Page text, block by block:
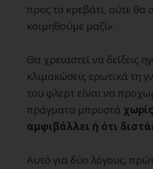
προς το κρεβάτι, ούτε θα
κοιμηθούμε μαζί».
Θα χρειαστεί να δείξεις
κλιμακώσεις ερωτικά τη
του φλερτ είναι να
πράγματα μπροστά
αμφιβάλλει ή ότι
Αυτό για δύο λόγους,